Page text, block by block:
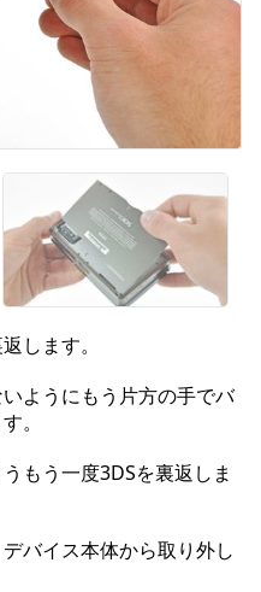
します。
ようにもう片方の手でバ
。
もう一度3DSを裏返しま
バイス本体から取り外し